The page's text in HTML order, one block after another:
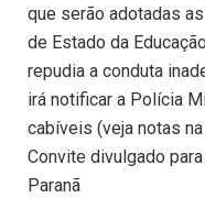
que serão adotadas
de Estado da
repudia a conduta
irá notificar a Polícia
cabíveis (veja notas
Convite divulgado
Paranã